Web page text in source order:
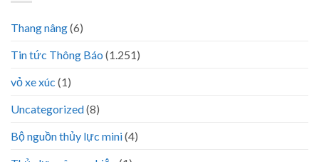
Thang nâng(6)
Tin tức Thông Báo (1.251)
vỏ xe xúc (1)
Uncategorized(8)
Bộ nguồn thủy lực mini(4)